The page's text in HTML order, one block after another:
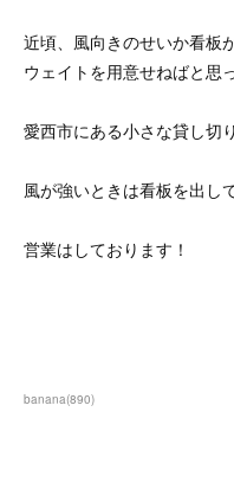
近頃、風向きのせいか看板
ウェイトを用意せねばと思
愛西市にある小さな貸し切
風が強いときは看板を出し
営業はしております！
banana(890)